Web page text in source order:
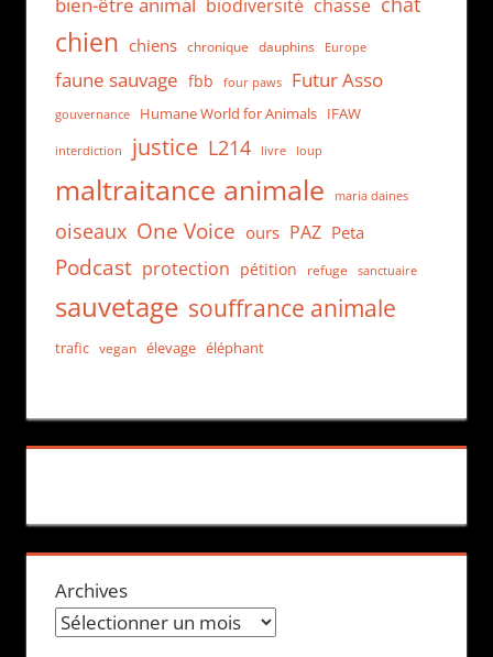
biodiversité chasse
chien chiens chronique dauphins Europe
faune sauvage fbb four paws Futur Asso
gouvernance Humane World for Animals IFAW
interdiction justice L214 livre loup
maltraitance animale maria daines
oiseaux One Voice ours PAZ Peta
Podcast protection pétition refuge sanctuaire
sauvetage souffrance animale
trafic vegan élevage éléphant
Archives